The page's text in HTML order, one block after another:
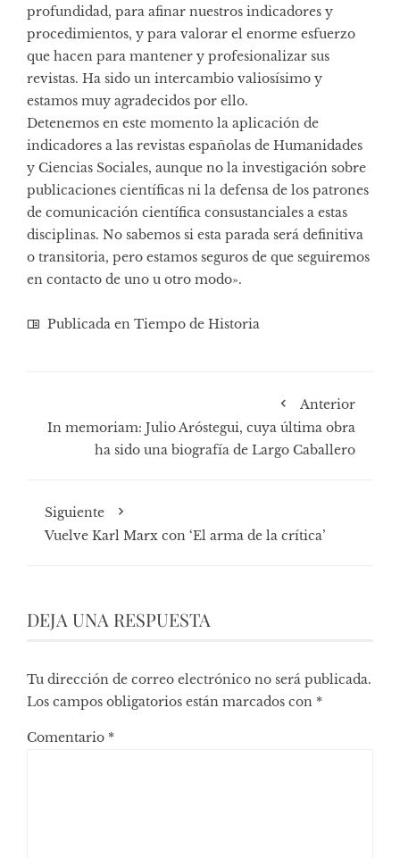
profundidad, para afinar nuestros indicadores y
procedimientos, y para valorar el enorme esfuerzo
que hacen para mantener y profesionalizar sus
revistas. Ha sido un intercambio valiosísimo y
estamos muy agradecidos por ello.
Detenemos en este momento la aplicación de
indicadores a las revistas españolas de Humanidades
y Ciencias Sociales, aunque no la investigación sobre
publicaciones científicas ni la defensa de los patrones
de comunicación científica consustanciales a estas
disciplinas. No sabemos si esta parada será definitiva
o transitoria, pero estamos seguros de que seguiremos
en contacto de uno u otro modo».
Publicada en Tiempo de Historia
Anterior
In memoriam: Julio Aróstegui, cuya última obra
ha sido una biografía de Largo Caballero
Siguiente
Vuelve Karl Marx con ‘El arma de la crítica’
DEJA UNA RESPUESTA
Tu dirección de correo electrónico no será publicada.
Los campos obligatorios están marcados con *
Comentario *